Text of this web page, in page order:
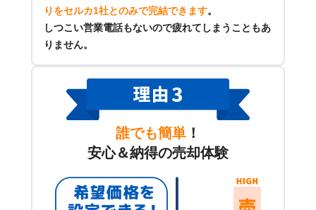
りをセルカ1社とのみで完結できます。
しつこい営業電話もないので疲れてしまうこともあ
りません。
誰でも簡単 ！
安心＆納得の売却体験